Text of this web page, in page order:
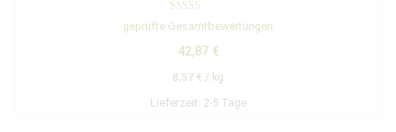
Bewertet mit
5.00
geprüfte Gesamtbewertungen
42,87 €
8,57 € / kg
Lieferzeit: 2-5 Tage